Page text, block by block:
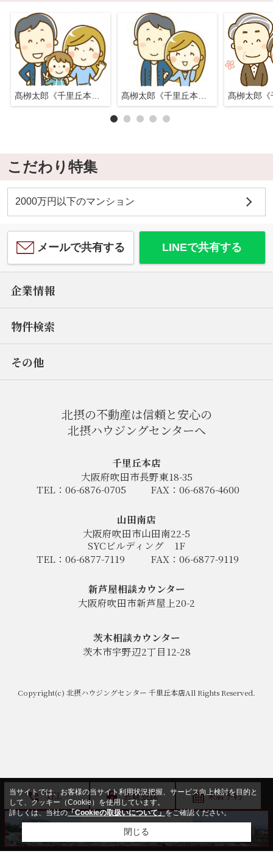
こだわり特集
2000万円以下のマンション
メールで共有する LINEで共有する
企業情報
物件検索
その他
北摂の不動産は信頼と安心の
北摂ハウジングセンターへ
千里丘本店
大阪府吹田市長野東18-35
TEL：06-6876-0705
FAX：06-6876-4600
山田南店
大阪府吹田市山田南22-5
SYCビルディング
1F
TEL：06-6877-7119
FAX：06-6877-9119
新芦屋相談カウンター
大阪府吹田市新芦屋上20-2
茨木相談カウンター
茨木市宇野辺2丁目12-28
Copyright(c) 北摂ハウジングセンター 千里丘本店All Rights Reserved.
TEL 会員登録 来店予約
当サイトでは、お客様の当サイト利用状況把握、サービス向上検討を目的と
して、クッキー（Cookie）を使用しています。
詳しくは、当社の「Cookieの取扱いについて」をご確認ください。
閉じる